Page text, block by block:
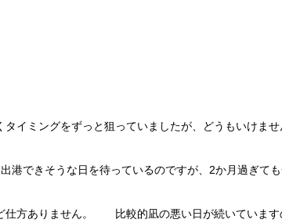
イミングをずっと狙っていましたが、どうもいけま
できそうな日を待っているのですが、2か月過ぎて
仕方ありません。 比較的凪の悪い日が続いています